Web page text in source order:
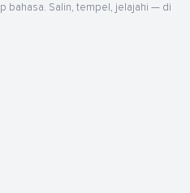
bahasa. Salin, tempel, jelajahi — di